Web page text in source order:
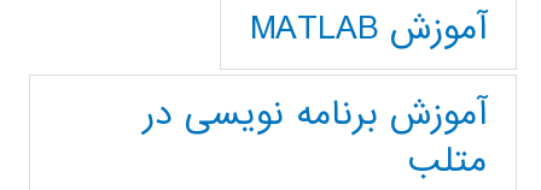
آموزش MATLAB
آموزش برنامه نویسی در
متلب